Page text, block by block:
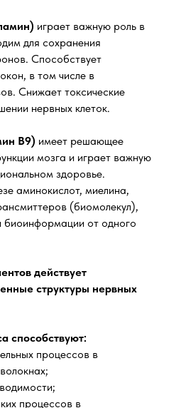
играет важную роль в
для сохранения
Способствует
в том числе в
Снижает токсические
нервных клеток.
B9) имеет решающее
мозга и играет важную
здоровье.
аминокислот, миелина,
(биомолекул),
биоинформации от одного
действует
структуры нервных
способствуют:
процессов в
процессов в